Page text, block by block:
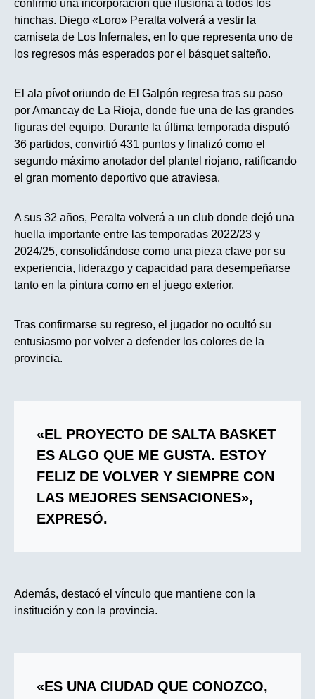
confirmó una incorporación que ilusiona a todos los
hinchas. Diego «Loro» Peralta volverá a vestir la
camiseta de Los Infernales, en lo que representa uno de
los regresos más esperados por el básquet salteño.
El ala pívot oriundo de El Galpón regresa tras su paso
por Amancay de La Rioja, donde fue una de las grandes
figuras del equipo. Durante la última temporada disputó
36 partidos, convirtió 431 puntos y finalizó como el
segundo máximo anotador del plantel riojano, ratificando
el gran momento deportivo que atraviesa.
A sus 32 años, Peralta volverá a un club donde dejó una
huella importante entre las temporadas 2022/23 y
2024/25, consolidándose como una pieza clave por su
experiencia, liderazgo y capacidad para desempeñarse
tanto en la pintura como en el juego exterior.
Tras confirmarse su regreso, el jugador no ocultó su
entusiasmo por volver a defender los colores de la
provincia.
«EL PROYECTO DE SALTA BASKET
ES ALGO QUE ME GUSTA. ESTOY
FELIZ DE VOLVER Y SIEMPRE CON
LAS MEJORES SENSACIONES»,
EXPRESÓ.
Además, destacó el vínculo que mantiene con la
institución y con la provincia.
«ES UNA CIUDAD QUE CONOZCO,